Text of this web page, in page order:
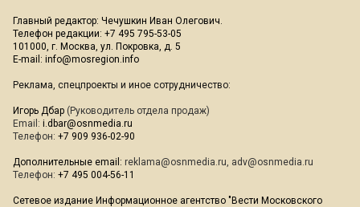
Главный редактор: Чечушкин Иван Олегович.
Телефон редакции: +7 495 795-53-05
101000, г. Москва, ул. Покровка, д. 5
E-mail: info@mosregion.info
Реклама, спецпроекты и иное сотрудничество:
Игорь Дбар (Руководитель отдела продаж)
Email: i.dbar@osnmedia.ru
Телефон: +7 909 936-02-90
Дополнительные email: reklama@osnmedia.ru, adv@osnmedia.ru
Телефон: +7 495 004-56-11
Сетевое издание Информационное агентство "Вести Московского